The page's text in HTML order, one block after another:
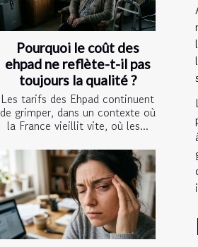
Pourquoi le coût des
ehpad ne reflète-t-il pas
toujours la qualité ?
Les tarifs des Ehpad continuent
de grimper, dans un contexte où
la France vieillit vite, où les...